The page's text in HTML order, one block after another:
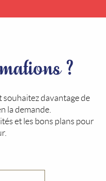
?
davantage de
la demande.
et les bons plans pour